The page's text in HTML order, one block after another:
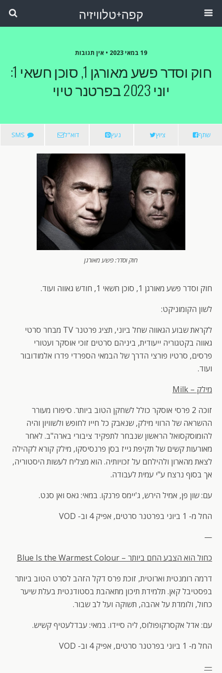
קפה+טלוויזיה
19 במאי 2023 • אין תגובות
חוק וסדר פשע מאורגן 1, סוכן חשאי 1:
יוני 2023 בפרטנר טיוי
שתף ציוץ נעץ דוא"ל SMS
חוק וסדר: פשע מאורגן
חוק וסדר פשע מאורגן 1, סוכן חשאי 1, חודש גאווה ועוד.
לשון הקומוניקט:
לקראת שבוע הגאווה שחל ביוני, תציג פרטנר TV מבחר סרטי
גאווה בקטגוריה ייעודית, ביניהם סרטים זוכי אוסקר ועטורי
פרסים, סרטיו פורצי הדרך של הבמאי הספרדי פדרו אלמודובור
ועוד.
מילק – Milk
זוכה 2 פרסי אוסקר כולל לשחקן הטוב ביותר. סיפורו מעורר
ההשראה של הרווי מילק, שנאבק כל חייו לחופש ולשוויון והיה
להומוסקסואל הראשון שנבחר לתפקיד ציבורי בארה"ב. לאחר
מאורעות קשים של תקיפת גייז בסן פרנסיסקו, מילק קורא לקהילה
לצאת מהארון ולהילחם על זכויותיה. הוא מצליח לעשות היסטוריה,
אך בסוף נרצח ע"י עמית לעבודה.
עם: שון פן, אמיל הירש, ג'יימס פרנקו. במאי: גאס ואן סנט.
החל מ- 1 ביוני בפרטנר סרטים, אפיק 4 וב- VOD
—
כחול הוא הצבע החם ביותר –
Blue Is the Warmest Colour
דרמה רומנטית וארוטית, זוכת פרס דקל הזהב לסרט הטוב ביותר
בפסטיבל קאן. תלמידת תיכון מתאהבת בסטודנטית בעלת שיער
כחול, ולומדת על אהבה, תשוקה ועל לב שבור.
עם: אדל אקסרקופולוס, ליה סיידו. במאי: עבדלעטיף קשיש.
החל מ- 1 ביוני בפרטנר סרטים, אפיק 4 וב- VOD
—